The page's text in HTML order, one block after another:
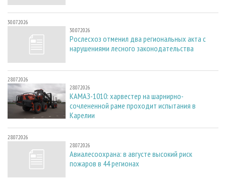
30.07.2026
30.07.2026
Рослесхоз отменил два региональных акта с
нарушениями лесного законодательства
28.07.2026
28.07.2026
КАМАЗ-1010: харвестер на шарнирно-
сочлененной раме проходит испытания в
Карелии
28.07.2026
28.07.2026
Авиалесоохрана: в августе высокий риск
пожаров в 44 регионах